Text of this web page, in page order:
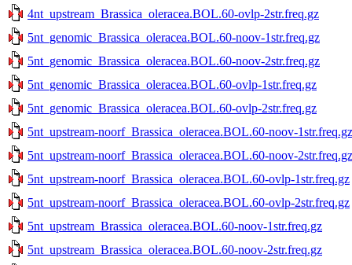
4nt_upstream_Brassica_oleracea.BOL.60-ovlp-2str.freq.gz
5nt_genomic_Brassica_oleracea.BOL.60-noov-1str.freq.gz
5nt_genomic_Brassica_oleracea.BOL.60-noov-2str.freq.gz
5nt_genomic_Brassica_oleracea.BOL.60-ovlp-1str.freq.gz
5nt_genomic_Brassica_oleracea.BOL.60-ovlp-2str.freq.gz
5nt_upstream-noorf_Brassica_oleracea.BOL.60-noov-1str.freq.gz
5nt_upstream-noorf_Brassica_oleracea.BOL.60-noov-2str.freq.gz
5nt_upstream-noorf_Brassica_oleracea.BOL.60-ovlp-1str.freq.gz
5nt_upstream-noorf_Brassica_oleracea.BOL.60-ovlp-2str.freq.gz
5nt_upstream_Brassica_oleracea.BOL.60-noov-1str.freq.gz
5nt_upstream_Brassica_oleracea.BOL.60-noov-2str.freq.gz